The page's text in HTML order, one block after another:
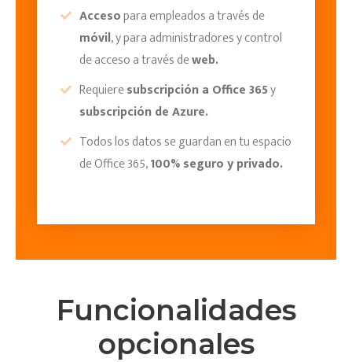
Accesopara empleados a través de
móvil, y para administradores y control
de acceso a través deweb.
Requieresubscripción a Office 365y
subscripción de Azure.
Todos los datos se guardan en tu espacio
de Office 365,100% seguro y privado.
Funcionalidades
opcionales